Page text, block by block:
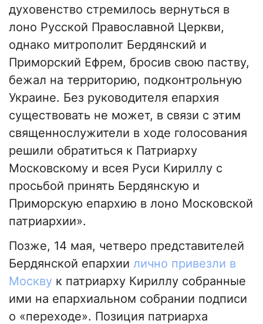
духовенство стремилось вернуться в
лоно Русской Православной Церкви,
однако митрополит Бердянский и
Приморский Ефрем, бросив свою паству,
бежал на территорию, подконтрольную
Украине. Без руководителя епархия
существовать не может, в связи с этим
священнослужители в ходе голосования
решили обратиться к Патриарху
Московскому и всея Руси Кириллу с
просьбой принять Бердянскую и
Приморскую епархию в лоно Московской
патриархии».
Позже, 14 мая, четверо представителей
Бердянской епархии лично привезли в
Москву к патриарху Кириллу собранные
ими на епархиальном собрании подписи
о «переходе». Позиция патриарха